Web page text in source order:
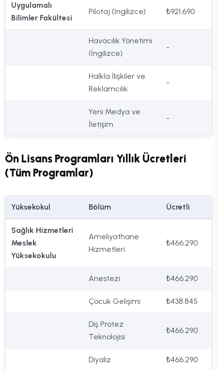
Uygulamalı
Bilimler Fakültesi
Pilotaj (İngilizce) ₺921.690
Havacılık Yönetimi
(İngilizce)
-
Halkla İlişkiler ve
Reklamcılık
-
Yeni Medya ve
İletişim
-
Ön Lisans Programları Yıllık Ücretleri
(Tüm Programlar)
Yüksekokul Bölüm Ücretli
Sağlık Hizmetleri
Meslek
Yüksekokulu
Ameliyathane
Hizmetleri
₺466.290
Anestezi ₺466.290
Çocuk Gelişimi ₺438.845
Diş Protez
Teknolojisi
₺466.290
Diyaliz ₺466.290